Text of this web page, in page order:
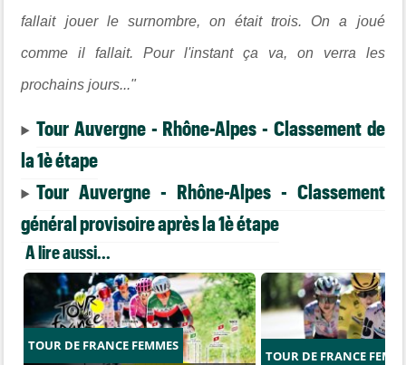
fallait jouer le surnombre, on était trois. On a joué
comme il fallait. Pour l'instant ça va, on verra les
prochains jours..."
Tour Auvergne - Rhône-Alpes - Classement de
la 1è étape
Tour Auvergne - Rhône-Alpes - Classement
général provisoire après la 1è étape
A lire aussi...
TOUR DE FRANCE FEMMES
TOUR DE FRANCE